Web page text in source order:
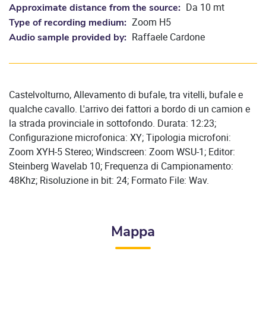
Approximate distance from the source: Da 10 mt
Type of recording medium: Zoom H5
Audio sample provided by: Raffaele Cardone
Castelvolturno, Allevamento di bufale, tra vitelli, bufale e
qualche cavallo. L'arrivo dei fattori a bordo di un camion e
la strada provinciale in sottofondo. Durata: 12:23;
Configurazione microfonica: XY; Tipologia microfoni:
Zoom XYH-5 Stereo; Windscreen: Zoom WSU-1; Editor:
Steinberg Wavelab 10; Frequenza di Campionamento:
48Khz; Risoluzione in bit: 24; Formato File: Wav.
Mappa